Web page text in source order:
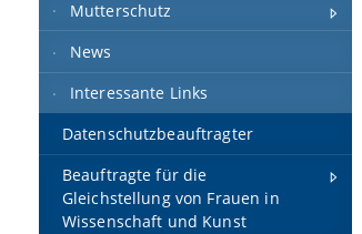
Mutterschutz
News
Interessante Links
Datenschutzbeauftragter
Beauftragte für die
Gleichstellung von Frauen in
Wissenschaft und Kunst